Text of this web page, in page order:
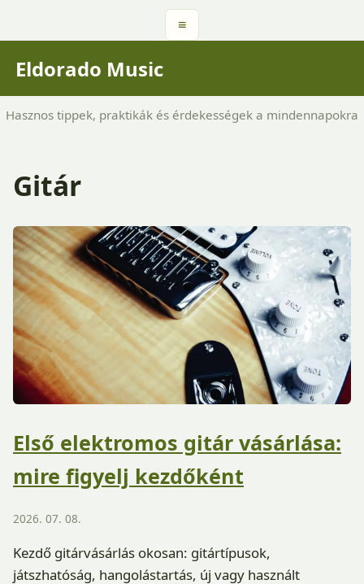
≡
Eldorado Music
Hasznos tippek, praktikák és érdekességek a mindennapokra
Gitár
Első elektromos gitár vásárlása:
mire figyelj kezdőként
2026. 07. 08.
Kezdő gitárvásárlás okosan: gitártípusok,
játszhatóság, hangolástartás, új vagy használt